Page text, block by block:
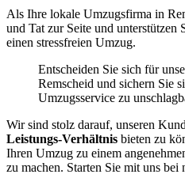
Als Ihre lokale Umzugsfirma in
und Tat zur Seite und
einen stressfreien Umzug.
Entscheiden Sie sich für
Remscheid und sichern Sie
Umzugsservice zu
Wir sind stolz darauf, unseren
Leistungs-Verhältnis bieten zu
Ihren Umzug zu einem
zu machen. Starten Sie mit uns bei